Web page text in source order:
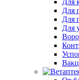
Для
Для
Для
Для